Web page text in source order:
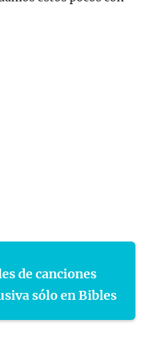
de canciones
sólo en Bibles